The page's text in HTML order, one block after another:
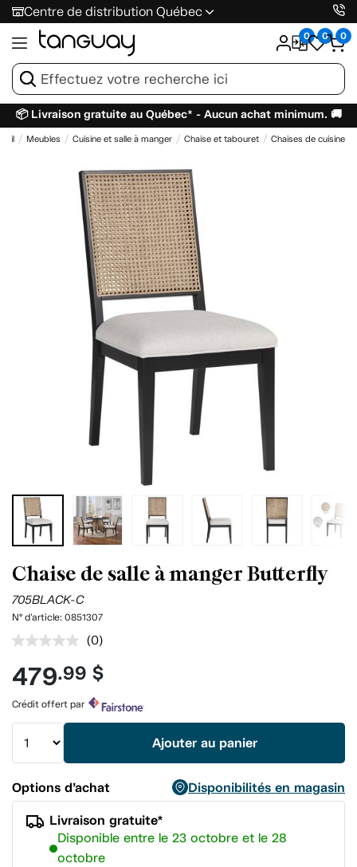
Centre de distribution Québec
0 0 0
📦 Livraison gratuite au Québec* - Aucun achat minimum. 🚚
Meubles Cuisine et salle à manger Chaise et tabouret Chaises de cuisine
Chaise de salle à manger Butterfly
705BLACK-C
N° d'article: 0851307
Aucune
pour
ce
produit.
Lien
vers
page.
(0)
479.99 $
Crédit offert par
Ajouter au panier
Options d’achat
Disponibilités en magasin
Livraison gratuite*
Disponible entre le 23 octobre et le 28
octobre